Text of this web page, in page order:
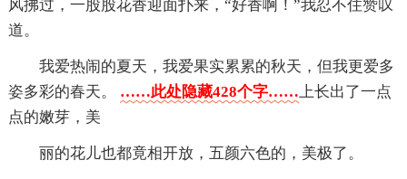
风拂过，一股股花香迎面扑来，“好香啊！”我忍不住赞叹
道。
我爱热闹的夏天，我爱果实累累的秋天，但我更爱多
姿多彩的春天。 ……此处隐藏428个字…… 上长出了一点
点的嫩芽，美
丽的花儿也都竟相开放，五颜六色的，美极了。